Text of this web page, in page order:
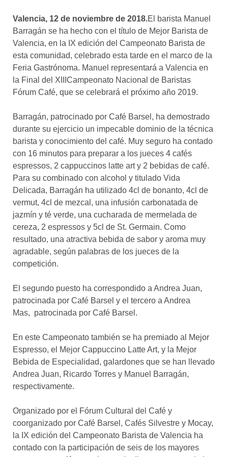
el café siempre tiene
algo nuevo que
enseñarnos
BOLSA DE TRABAJO
¡te imaginas vivir de tu pasión
por el café?
¡queremos saber
de ti!
Valencia, 12 de noviembre de 2018.El barista Manuel
Barragán se ha hecho con el título de Mejor Barista de
Valencia, en la IX edición del Campeonato Barista de
esta comunidad, celebrado esta tarde en el marco de la
Feria Gastrónoma. Manuel representará a Valencia en
la Final del XIIICampeonato Nacional de Baristas
Fórum Café, que se celebrará el próximo año 2019.
Barragán, patrocinado por Café Barsel, ha demostrado
durante su ejercicio un impecable dominio de la técnica
barista y conocimiento del café. Muy seguro ha contado
con 16 minutos para preparar a los jueces 4 cafés
espressos, 2 cappuccinos latte art y 2 bebidas de café.
Para su combinado con alcohol y titulado Vida
Delicada, Barragán ha utilizado 4cl de bonanto, 4cl de
vermut, 4cl de mezcal, una infusión carbonatada de
jazmín y té verde, una cucharada de mermelada de
cereza, 2 espressos y 5cl de St. Germain. Como
resultado, una atractiva bebida de sabor y aroma muy
agradable, según palabras de los jueces de la
competición.
El segundo puesto ha correspondido a Andrea Juan,
patrocinada por Café Barsel y el tercero a Andrea
Mas, patrocinada por Café Barsel.
En este Campeonato también se ha premiado al Mejor
Espresso, el Mejor Cappuccino Latte Art, y la Mejor
Bebida de Especialidad, galardones que se han llevado
Andrea Juan, Ricardo Torres y Manuel Barragán,
respectivamente.
Organizado por el Fórum Cultural del Café y
coorganizado por Café Barsel, Cafés Silvestre y Mocay,
la IX edición del Campeonato Barista de Valencia ha
contado con la participación de seis de los mayores